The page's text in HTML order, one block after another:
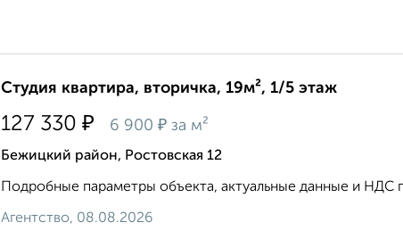
Студия квартира, вторичка, 19м², 1/5 этаж
127 330 ₽ 6 900 ₽ за м²
Бежицкий район, Ростовская 12
Подробные параметры объекта, актуальные данные и НДС
Агентство, 08.08.2026